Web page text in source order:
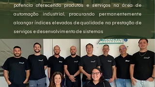
potencia oferecendo produtos e serviços na área de
automação industrial, procurando permanentemente
alcançar índices elevados de qualidade na prestação de
serviços e desenvolvimento de sistemas